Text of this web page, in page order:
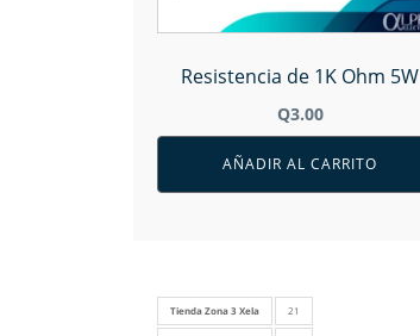
Resistencia de 1K Ohm 5W
Q3.00
AÑADIR AL CARRITO
Tienda Zona 3 Xela 21